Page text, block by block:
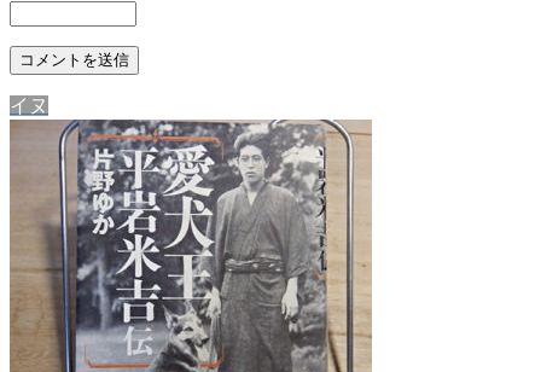
イヌ